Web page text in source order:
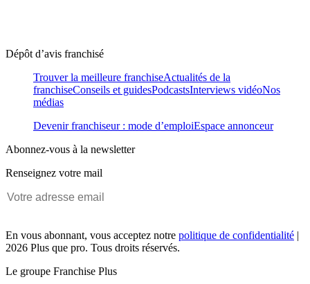
Dépôt d’avis franchisé
Trouver la meilleure franchiseActualités de la
franchiseConseils et guidesPodcastsInterviews vidéoNos
médias
Devenir franchiseur : mode d’emploiEspace annonceur
Abonnez-vous à la newsletter
Renseignez votre mail
En vous abonnant, vous acceptez notre politique de confidentialité |
2026 Plus que pro. Tous droits réservés.
Le groupe Franchise Plus